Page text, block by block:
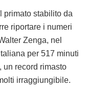
primato stabilito da
riportare i numeri
Zenga, nel
per 517 minuti
un record rimasto
irraggiungibile.